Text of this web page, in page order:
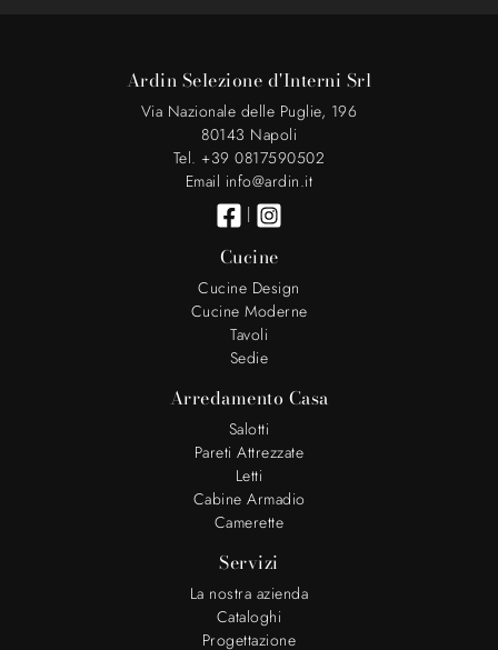
Ardin Selezione d'Interni Srl
Via Nazionale delle Puglie, 196
80143 Napoli
Tel. +39 0817590502
Email info@ardin.it
|
Cucine
Cucine Design
Cucine Moderne
Tavoli
Sedie
Arredamento Casa
Salotti
Pareti Attrezzate
Letti
Cabine Armadio
Camerette
Servizi
La nostra azienda
Cataloghi
Progettazione